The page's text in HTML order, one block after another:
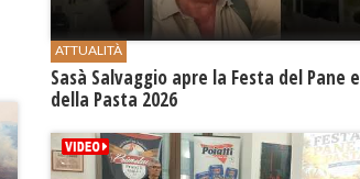
ATTUALITÀ
Sasà Salvaggio apre la Festa del Pane e
della Pasta 2026